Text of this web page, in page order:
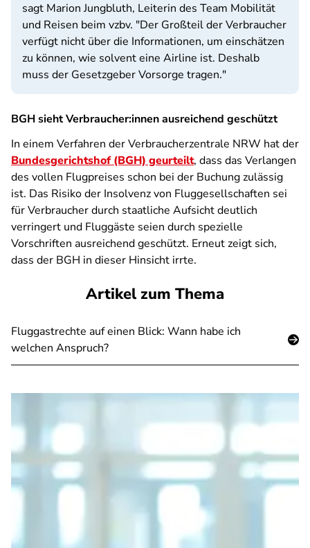
sagt Marion Jungbluth, Leiterin des Team Mobilität
und Reisen beim vzbv. "Der Großteil der Verbraucher
verfügt nicht über die Informationen, um einschätzen
zu können, wie solvent eine Airline ist. Deshalb
muss der Gesetzgeber Vorsorge tragen."
BGH sieht Verbraucher:innen ausreichend geschützt
In einem Verfahren der Verbraucherzentrale NRW hat der
Bundesgerichtshof (BGH) geurteilt, dass das Verlangen
des vollen Flugpreises schon bei der Buchung zulässig
ist. Das Risiko der Insolvenz von Fluggesellschaften sei
für Verbraucher durch staatliche Aufsicht deutlich
verringert und Fluggäste seien durch spezielle
Vorschriften ausreichend geschützt. Erneut zeigt sich,
dass der BGH in dieser Hinsicht irrte.
Artikel zum Thema
Fluggastrechte auf einen Blick: Wann habe ich
welchen Anspruch?